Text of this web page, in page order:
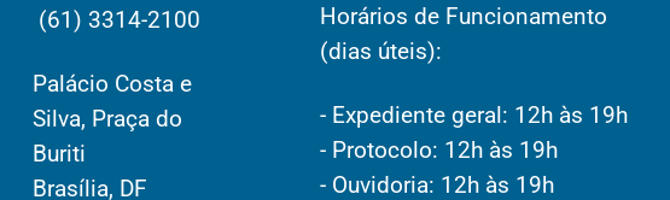
(61) 3314-2100
Palácio Costa e
Silva, Praça do
Buriti
Brasília, DF
Horários de Funcionamento
(dias úteis):
- Expediente geral: 12h às 19h
- Protocolo: 12h às 19h
- Ouvidoria: 12h às 19h